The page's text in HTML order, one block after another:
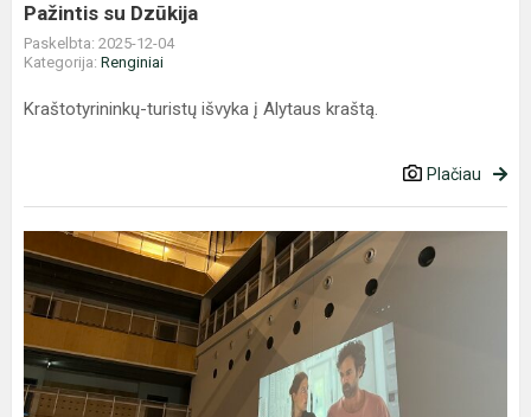
Pažintis su Dzūkija
Paskelbta: 2025-12-04
Kategorija: Renginiai
Kraštotyrininkų-turistų išvyka į Alytaus kraštą.
Plačiau
Prancūziško
kino
vakaras
Pilaitės
gimnazijoje
2025